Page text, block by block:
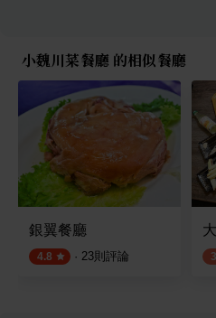
小魏川菜餐廳 的相似餐廳
銀翼餐廳
4.8 · 23則評論